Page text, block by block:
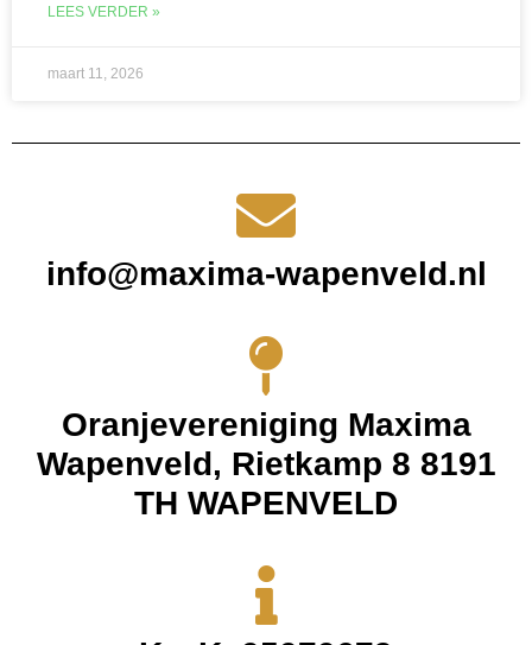
LEES VERDER »
maart 11, 2026
info@maxima-wapenveld.nl
Oranjevereniging Maxima
Wapenveld, Rietkamp 8 8191
TH WAPENVELD